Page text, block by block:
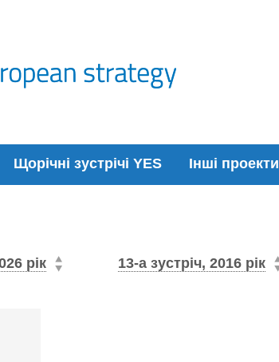
Щорічні зустрічі YES Інші проекти
рік 13-а зустріч, 2016 рік